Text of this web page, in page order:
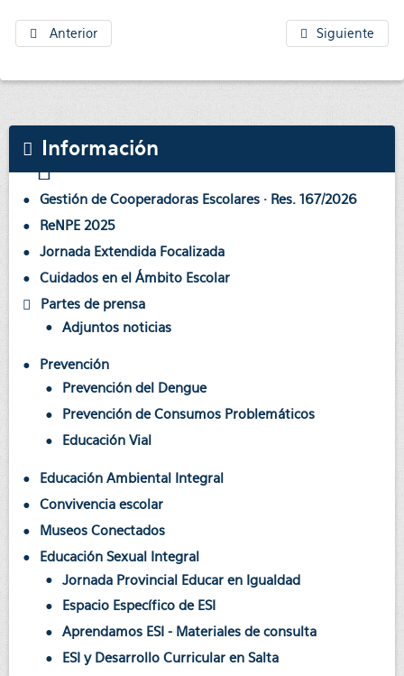
Anterior Siguiente
Información
Gestión de Cooperadoras Escolares · Res. 167/2026
ReNPE 2025
Jornada Extendida Focalizada
Cuidados en el Ámbito Escolar
Partes de prensa
Adjuntos noticias
Prevención
Prevención del Dengue
Prevención de Consumos Problemáticos
Educación Vial
Educación Ambiental Integral
Convivencia escolar
Museos Conectados
Educación Sexual Integral
Jornada Provincial Educar en Igualdad
Espacio Específico de ESI
Aprendamos ESI - Materiales de consulta
ESI y Desarrollo Curricular en Salta